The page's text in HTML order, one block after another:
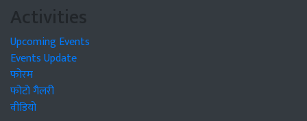
Activities
Upcoming Events
Events Update
फोरम
फोटो गैलरी
वीडियो